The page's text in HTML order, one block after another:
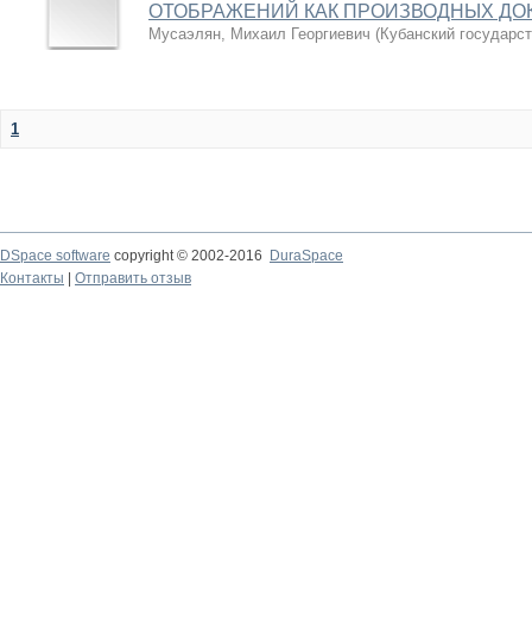
ОТОБРАЖЕНИЙ КАК ПРОИЗВОДНЫХ
Мусаэлян, Михаил Георгиевич (Кубанский
1
DSpace software copyright © 2002-2016
DuraSpace
Контакты
Отправить отзыв